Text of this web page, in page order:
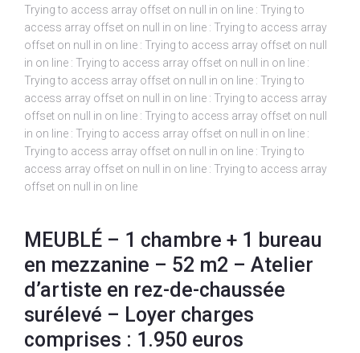
Trying to access array offset on null in on line : Trying to
access array offset on null in on line : Trying to access array
offset on null in on line : Trying to access array offset on null
in on line : Trying to access array offset on null in on line :
Trying to access array offset on null in on line : Trying to
access array offset on null in on line : Trying to access array
offset on null in on line : Trying to access array offset on null
in on line : Trying to access array offset on null in on line :
Trying to access array offset on null in on line : Trying to
access array offset on null in on line : Trying to access array
offset on null in on line
MEUBLÉ – 1 chambre + 1 bureau
en mezzanine – 52 m2 – Atelier
d’artiste en rez-de-chaussée
surélevé – Loyer charges
comprises : 1.950 euros